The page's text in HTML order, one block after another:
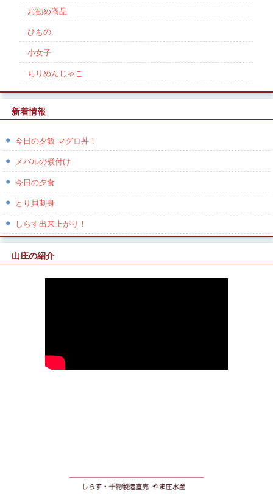
お勧め商品
ひもの
小女子
ちりめんじゃこ
新着情報
今日の夕飯 マグロ丼！
メバルの煮付け
今日の夕食
とり貝刺身
しらす出来上がり！
山庄の紹介